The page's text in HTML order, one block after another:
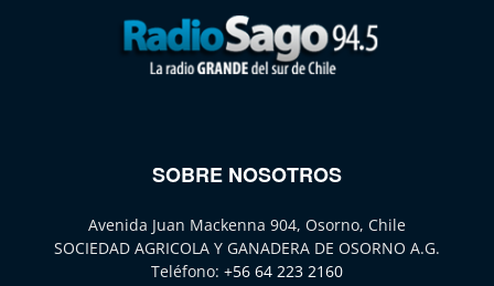
SOBRE NOSOTROS
Avenida Juan Mackenna 904, Osorno, Chile
SOCIEDAD AGRICOLA Y GANADERA DE OSORNO A.G.
Teléfono: +56 64 223 2160